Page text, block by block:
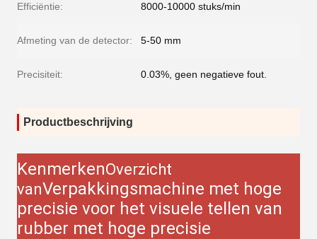
Efficiëntie: 8000-10000 stuks/min
Afmeting van de detector: 5-50 mm
Precisiteit: 0.03%, geen negatieve fout.
Productbeschrijving
KenmerkenOverzicht
vanVerpakkingsmachine met hoge
precisie voor het visuele tellen van
rubber met hoge precisie